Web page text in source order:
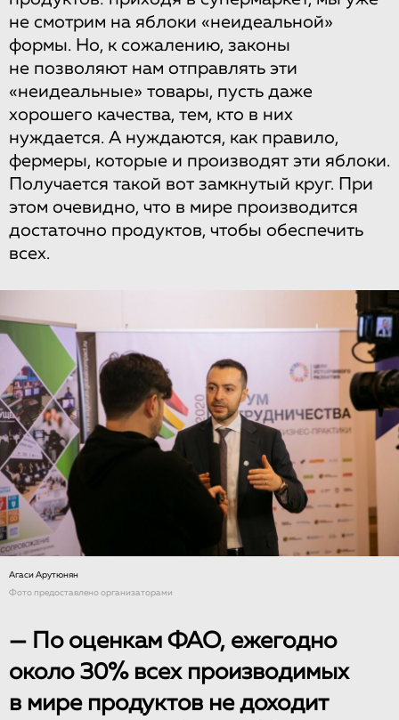
не смотрим на яблоки «неидеальной»
формы. Но, к сожалению, законы
не позволяют нам отправлять эти
«неидеальные» товары, пусть даже
хорошего качества, тем, кто в них
нуждается. А нуждаются, как правило,
фермеры, которые и производят эти яблоки.
Получается такой вот замкнутый круг. При
этом очевидно, что в мире производится
достаточно продуктов, чтобы обеспечить
всех.
Агаси Арутюнян
Фото предоставлено организаторами
— По оценкам ФАО, ежегодно
около 30% всех производимых
в мире продуктов не доходит